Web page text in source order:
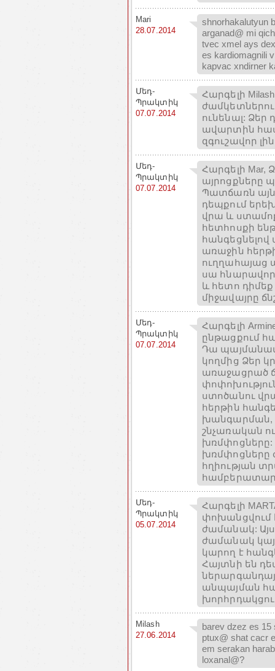
Mari
28.07.2014
shnorhakalutyun
arganad@ mi
tvec xmel ays
es kardiomagnili
kapvac xndirner
Մեդ-
Պրակտիկ
07.07.2014
Հարգելի
ունենալ:
ավարտին
զգուշավոր
Մեդ-
Պրակտիկ
07.07.2014
Հարգելի
այրոցքները
Պատճառն այն
դեպքում
վրա և
հետհոսքի
առաջին
ուղղահայաց
սա
և հետո դիմեք
միջավայրը
Մեդ-
Պրակտիկ
07.07.2014
Հարգելի
ընթացքում
Դա
կողմից Ձեր
առաջացրած
ստոծանու վրա
հերթին
խանգարման,
շնչառական
խռմփոցները:
խռմփոցները
հղիության
Մեդ-
Պրակտիկ
05.07.2014
Հարգելի
փոխանցվում
ժամանակ:
ժամանակ
կարող է
Հայտնի են
անպայման
Milash
27.06.2014
barev dzez es 15
ptux@ shat cacr
em serakan
loxanal@?